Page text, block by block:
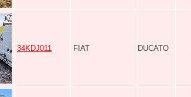
34KDJ011 FIAT DUCATO